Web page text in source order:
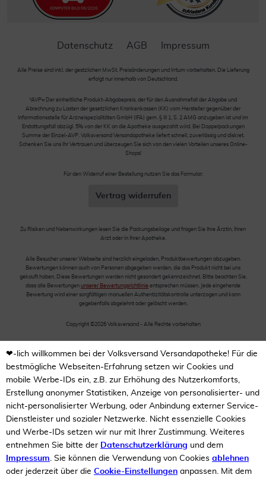
Datenschutz AGB Impressum
Alle Preise sind inkl. der gestzlichen MwSt. Preisänderungen und Irrtum vorbehalten. Die Lieferung
erfolgt nur innerhalb von Deutschland.
*AVP= Der einheitliche Produkt-Abgabepreis, der für den Ausnahmefall der Abgabe und
Abrechnung zu Lasten der gesetzlichen Krankenkassen (KK) vom Hersteller gegenüber der
Informationsstelle für Arzneispezialitäten GmbH (IFA) gem. § III 1, S. 2 AMG anzugeben ist und im
Erstattungsfall abzügl. 5% von der KK an die Apotheke ausgezahlt wird. Bei Doppelpackungen
Summe der Einzel-AVP. Volksversand Versandapotheke liefert schnell, zuverlässig und diskret.
Schenken Sie uns Ihr Vertrauen und überzeugen Sie sich von den vielen Vorteilen unseres Online-
Shops!
Für den Widerruf einer Bestellung nutzen Sie das Formular:
Vertrag widerrufen
Zu Risiken und Nebenwirkungen lesen Sie die Packungsbeilage und fragen Sie Ihre Ärztin, Ihren
Arzt oder in Ihrer Apotheke.
Alle Besucher unserer Webseite sind herzlich eingeladen, Produktbewertungen abzugeben.
Bewertungen können auch von Personen abgegeben werden, die das Produkt nicht bei uns
gekauft haben. Diese Bewertungen werden nicht gesondert gekennzeichnet. Bitte beachten Sie,
dass alle Bewertungen unserer Bewertungsrichtlinie entsprechen müssen. Jede eingehende
Bewertung wird einer sorgfältigen manuellen Authentizitätskontrolle unterzogen und kann
gegebenfalls abgelehnt oder gelöscht werden.
Copyright ©2026 Volksversand - Alle Rechte vorbehalten
❤-lich willkommen bei der Volksversand Versandapotheke! Für die
bestmögliche Webseiten-Erfahrung setzen wir Cookies und
mobile Werbe-IDs ein, z.B. zur Erhöhung des Nutzerkomforts,
Erstellung anonymer Statistiken, Anzeige von personalisierter- und
nicht-personalisierter Werbung, oder Anbindung externer Service-
Dienstleister und sozialer Netzwerke. Nicht essenzielle Cookies
und Werbe-IDs setzen wir nur mit Ihrer Zustimmung. Weiteres
entnehmen Sie bitte der Datenschutzerklärung und dem
Impressum. Sie können die Verwendung von Cookies ablehnen
oder jederzeit über die Cookie-Einstellungen anpassen. Mit dem